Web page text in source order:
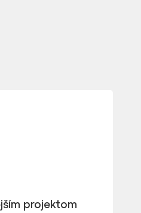
projektom